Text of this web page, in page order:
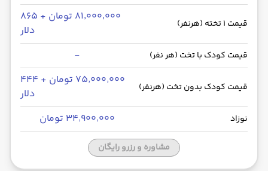
قیمت 1 تخته (هرنفر)
۸۱٬۰۰۰٬۰۰۰ تومان + ۸۶۵
دلار
قیمت کودک با تخت (هر نفر) -
قیمت کودک بدون تخت (هرنفر)
۷۵٬۰۰۰٬۰۰۰ تومان + ۴۴۴
دلار
نوزاد ۳۴٬۹۰۰٬۰۰۰ تومان
مشاوره و رزرو رایگان